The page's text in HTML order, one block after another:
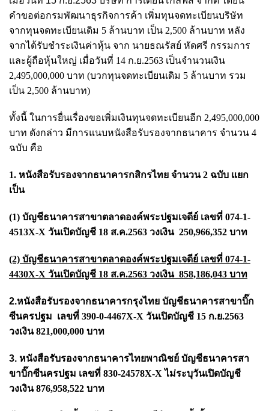
คำขอต่อกรมพัฒนาธุรกิจการค้า เพิ่มทุนจดทะเบียนบริษัท
จากทุนจดทะเบียนเดิม 5 ล้านบาท เป็น 2,500 ล้านบาท หลัง
จากได้รับชำระเงินค่าหุ้น จาก นายธณรัสย์ หัดศรี กรรมการ
และผู้ถือหุ้นใหญ่ เมื่อวันที่ 14 ก.ย.2563 เป็นจำนวนเงิน
2,495,000,000 บาท (บวกทุนจดทะเบียนเดิม 5 ล้านบาท รวม
เป็น 2,500 ล้านบาท)
ทั้งนี้ ในการยื่นเรื่องขอเพิ่มเงินทุนจดทะเบียนอีก 2,495,000,000
บาท ดังกล่าว มีการแนบหนังสือรับรองจากธนาคาร จำนวน 4
ฉบับ คือ
1. หนังสือรับรองจากธนาคารกสิกรไทย จำนวน 2 ฉบับ แยก
เป็น
(1) บัญชีธนาคารสาขาตลาดองค์พระปฐมเจดีย์ เลขที่ 074-1-
4513X-X วันเปิดบัญชี 18 ส.ค.2563 วงเงิน 250,966,352 บาท
(2) บัญชีธนาคารสาขาตลาดองค์พระปฐมเจดีย์ เลขที่ 074-1-
4430X-X วันเปิดบัญชี 18 ส.ค.2563 วงเงิน 858,186,043 บาท
2.หนังสือรับรองจากธนาคารกรุงไทย บัญชีธนาคารสาขาบิ๊ก
ซีนครปฐม เลขที่ 390-0-4467X-X วันเปิดบัญชี 15 ก.ย.2563
วงเงิน 821,000,000 บาท
3. หนังสือรับรองจากธนาคารไทยพาณิชย์ บัญชีธนาคารสา
ขาบิ๊กซีนครปฐม เลขที่ 830-24578X-X ไม่ระบุวันเปิดบัญชี
วงเงิน 876,958,522 บาท